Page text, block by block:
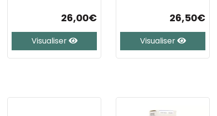
26,00€
Visualiser
26,50€
Visualiser